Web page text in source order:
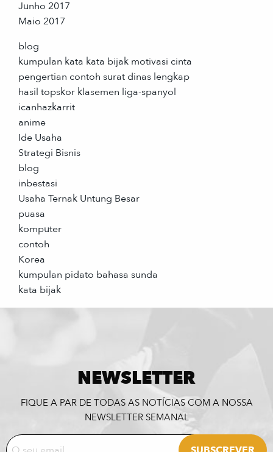
Junho 2017
Maio 2017
blog
kumpulan kata kata bijak motivasi cinta
pengertian contoh surat dinas lengkap
hasil topskor klasemen liga-spanyol
icanhazkarrit
anime
Ide Usaha
Strategi Bisnis
blog
inbestasi
Usaha Ternak Untung Besar
puasa
komputer
contoh
Korea
kumpulan pidato bahasa sunda
kata bijak
NEWSLETTER
FIQUE A PAR DE TODAS AS NOTÍCIAS COM A NOSSA
NEWSLETTER SEMANAL